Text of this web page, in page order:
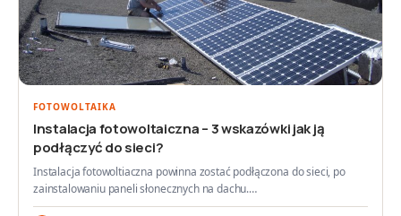
FOTOWOLTAIKA
Instalacja fotowoltaiczna – 3 wskazówki jak ją
podłączyć do sieci?
Instalacja fotowoltiaczna powinna zostać podłączona do sieci, po
zainstalowaniu paneli słonecznych na dachu.…